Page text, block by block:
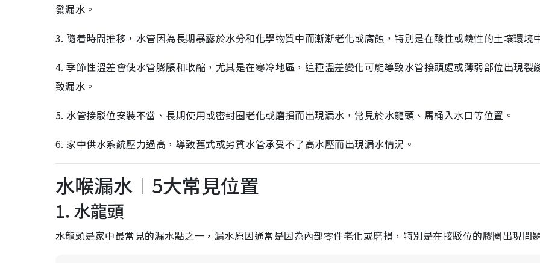
發漏水。
3. 隨着時間推移，水管因為長期暴露於水分和化學物質中而漸漸老化或腐蝕，特別是在酸性或鹼性的土壤環境
4. 季節性溫差會使水管膨脹和收縮，尤其是在寒冷地區，這種溫差變化可能導致水管接頭處或薄弱部位出現裂
致漏水。
5. 水管接駁位安裝不當、長期使用或密封圈老化或磨損而出現漏水，常見於水龍頭、馬桶入水口等位置。
6. 家中供水系統壓力過高，導致舊式或劣質水管承受不了高水壓而出現漏水情況。
水喉漏水︱5大常見位置
1. 水龍頭
水龍頭是家中最常見的漏水點之一，漏水原因通常是因為內部零件老化或磨損，特別是在接駁位的膠圈出現問